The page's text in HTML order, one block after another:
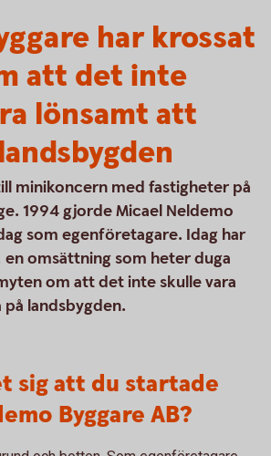
har krossat
att det inte
lönsamt att
minikoncern med fastigheter på
1994 gjorde Micael Neldemo
som egenföretagare. Idag har
en omsättning som heter duga
om att det inte skulle vara
landsbygden.
sig att du startade
Byggare AB?